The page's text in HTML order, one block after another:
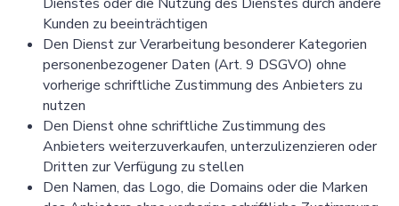
Kunden zu beeinträchtigen
Den Dienst zur Verarbeitung besonderer Kategorien
personenbezogener Daten (Art. 9 DSGVO) ohne
vorherige schriftliche Zustimmung des Anbieters zu
nutzen
Den Dienst ohne schriftliche Zustimmung des
Anbieters weiterzuverkaufen, unterzulizenzieren oder
Dritten zur Verfügung zu stellen
Den Namen, das Logo, die Domains oder die Marken